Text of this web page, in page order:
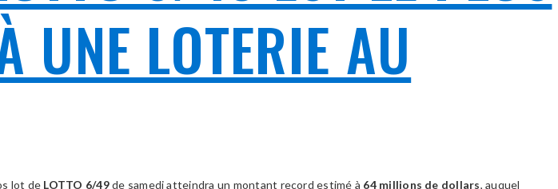
UNE LOTERIE AU
lot de LOTTO 6/49de samedi atteindra un montant record estimé à 64 millions de dollars, auquel